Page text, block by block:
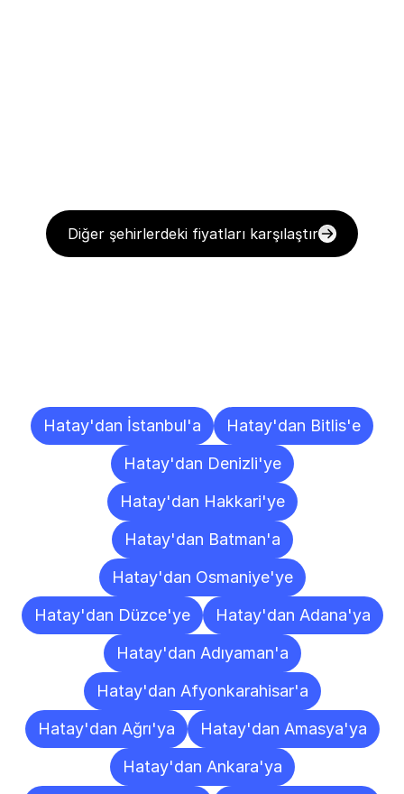
Diğer şehirlerdeki fiyatları karşılaştır
Hatay'dan İstanbul'a
Hatay'dan Bitlis'e
Hatay'dan Denizli'ye
Hatay'dan Hakkari'ye
Hatay'dan Batman'a
Hatay'dan Osmaniye'ye
Hatay'dan Düzce'ye
Hatay'dan Adana'ya
Hatay'dan Adıyaman'a
Hatay'dan Afyonkarahisar'a
Hatay'dan Ağrı'ya
Hatay'dan Amasya'ya
Hatay'dan Ankara'ya